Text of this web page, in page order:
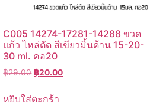
C005 14274-17281-14288 ขวด
แก้ว ไหล่ตัด สีเขียวมิ้นด้าน 15-20-
30 ml. คอ20
฿29.00 Original
was:
฿20.00Current
หยิบใส่ตะกร้า